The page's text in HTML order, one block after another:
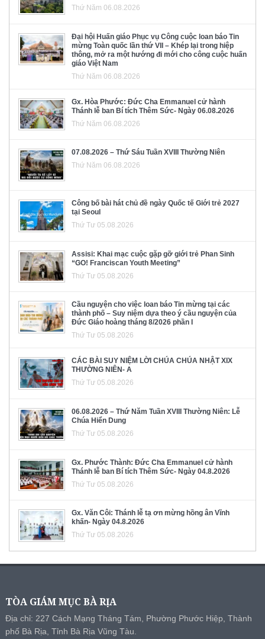
Thứ Năm 06.08.2026
Đại hội Huấn giáo Phục vụ Công cuộc loan báo Tin
mừng Toàn quốc lần thứ VII – Khép lại trong hiệp
thông, mở ra một hướng đi mới cho công cuộc huấn
giáo Việt Nam
Thứ Năm 06.08.2026
Gx. Hòa Phước: Đức Cha Emmanuel cử hành
Thánh lễ ban Bí tích Thêm Sức- Ngày 06.08.2026
Thứ Năm 06.08.2026
07.08.2026 – Thứ Sáu Tuần XVIII Thường Niên
Thứ Năm 06.08.2026
Công bố bài hát chủ đề ngày Quốc tế Giới trẻ 2027
tại Seoul
Thứ Tư 05.08.2026
Assisi: Khai mạc cuộc gặp gỡ giới trẻ Phan Sinh
“GO! Franciscan Youth Meeting”
Thứ Tư 05.08.2026
Cầu nguyện cho việc loan báo Tin mừng tại các
thành phố – Suy niệm dựa theo ý cầu nguyện của
Đức Giáo hoàng tháng 8/2026 phần I
Thứ Tư 05.08.2026
CÁC BÀI SUY NIỆM LỜI CHÚA CHÚA NHẬT XIX
THƯỜNG NIÊN- A
Thứ Tư 05.08.2026
06.08.2026 – Thứ Năm Tuần XVIII Thường Niên: Lễ
Chúa Hiển Dung
Thứ Tư 05.08.2026
Gx. Phước Thành: Đức Cha Emmanuel cử hành
Thánh lễ ban Bí tích Thêm Sức- Ngày 04.8.2026
Thứ Tư 05.08.2026
Gx. Văn Côi: Thánh lễ tạ ơn mừng hồng ân Vĩnh
khấn- Ngày 04.8.2026
Thứ Tư 05.08.2026
TÒA GIÁM MỤC BÀ RỊA
Địa chỉ: 227 Cách Mạng Tháng Tám, Phường Phước Hiệp, Thành
phố Bà Rịa, Tỉnh Bà Rịa Vũng Tàu.